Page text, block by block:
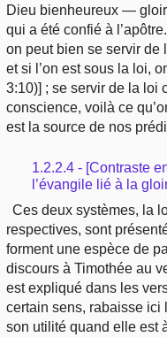
Dieu bienheureux —
qui a été confié à
on peut bien se servir de
et si l’on est sous la loi,
3:10)] ; se servir de la loi
conscience, voilà ce
est la source de nos
1.2.2.4 - [Contraste
l’évangile lié à la
Ces deux systèmes, la
respectives, sont
forment une espèce de
discours à Timothée au
est expliqué dans les
certain sens, rabaisse ici
son utilité quand elle est